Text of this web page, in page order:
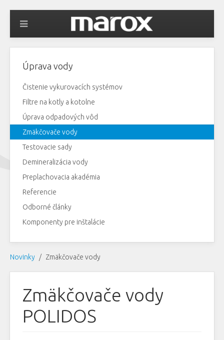
Úprava vody
Čistenie vykurovacích systémov
Filtre na kotly a kotolne
Úprava odpadových vôd
Zmäkčovače vody
Testovacie sady
Demineralizácia vody
Preplachovacia akadémia
Referencie
Odborné články
Komponenty pre inštalácie
Novinky Zmäkčovače vody
Zmäkčovače vody
POLIDOS